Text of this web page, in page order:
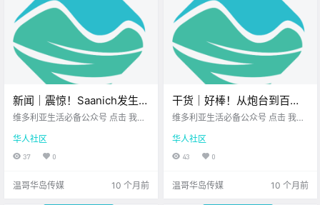
新闻｜震惊！Saanich发生凶
杀案！UVic女生回顾被下药
维多利亚生活必备公众号 点击 我在
想一直在你身边 大家周三好呀~ 一
周过半 是不是已经开始 期待周末
华人社区
37 0
温哥华岛传媒 10 个月前
干货｜好棒！从炮台到百年
宅邸，Esquimalt的历史原来
维多利亚生活必备公众号 点击 我在
想一直在你身边 Esquimalt是加拿
大 西海岸海军的驻地 距离维多利亚
华人社区
43 0
温哥华岛传媒 10 个月前